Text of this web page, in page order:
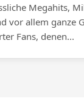
Megahits,
vor allem ganze
Fans, denen...